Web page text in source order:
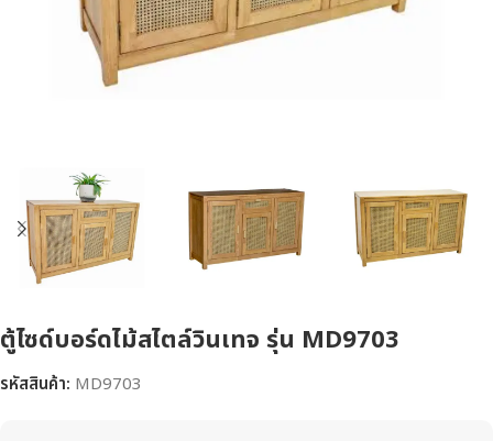
ตู้ไซด์บอร์ดไม้สไตล์วินเทจ รุ่น MD9703
รหัสสินค้า: MD9703